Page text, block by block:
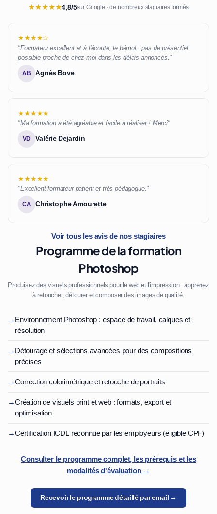
★★★★★4,8/5sur Google · de nombreux stagiaires formés
★★★★☆
"Formateur excellent et à l'écoute, le bémol : pas de présentiel
possible proche de chez moi dans les délais annoncés."
AB Agnès Bove
★★★★★
"Ma formation a été agréable et facile à réaliser ! Merci"
VD Valérie Dejardin
★★★★★
"Excellent formateur patient et très pédagogue."
CA Christophe Amourette
Voir tous les avis de nos stagiaires
Programme de la formation
Photoshop
Produisez des visuels professionnels pour le web et l'impression : apprenez
à retoucher, détourer et composer des images de qualité.
→ Environnement Photoshop : espace de travail, calques et
résolution
→ Détourage et sélections avancées pour des compositions
précises
→Correction colorimétrique et retouche de portraits
→Création de visuels print et web : formats, export et
optimisation
→Certification ICDL reconnue par les employeurs (éligible CPF)
Consulter le programme complet, les prérequis et les
modalités d'évaluation →
Recevoir le programme détaillé par email →